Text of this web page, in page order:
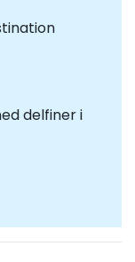
delfiner i